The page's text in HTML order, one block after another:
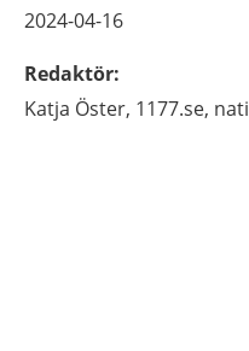
2024-04-16
Redaktör:
Katja Öster, 1177.se,